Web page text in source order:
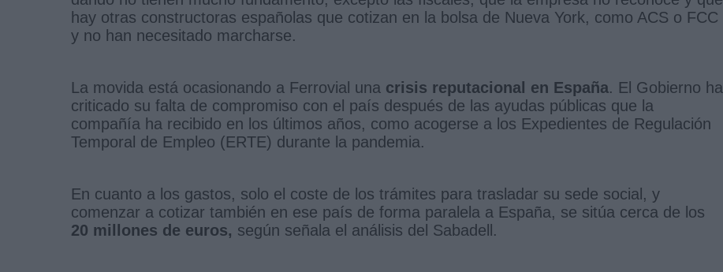
hay otras constructoras españolas que cotizan en la bolsa de Nueva York, como ACS o FCC
y no han necesitado marcharse.
La movida está ocasionando a Ferrovial una crisis reputacional en España. El Gobierno ha
criticado su falta de compromiso con el país después de las ayudas públicas que la
compañía ha recibido en los últimos años, como acogerse a los Expedientes de Regulación
Temporal de Empleo (ERTE) durante la pandemia.
En cuanto a los gastos, solo el coste de los trámites para trasladar su sede social, y
comenzar a cotizar también en ese país de forma paralela a España, se sitúa cerca de los
20 millones de euros, según señala el análisis del Sabadell.